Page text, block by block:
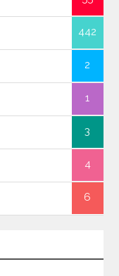
442
2
1
3
4
6